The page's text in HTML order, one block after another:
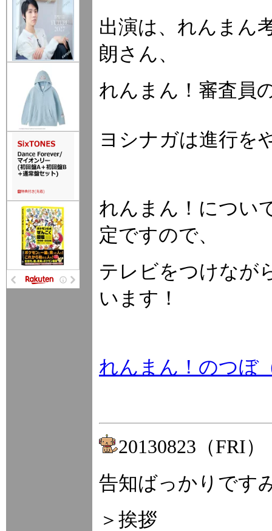
出演は、れんまん
朗さん、
れんまん！審査員
ヨシナガは進行を
れんまん！につい
定ですので、
テレビをつけなが
います！
れんまん！のつぼ
20130823（FRI）
告知ばっかりです
＞挨拶